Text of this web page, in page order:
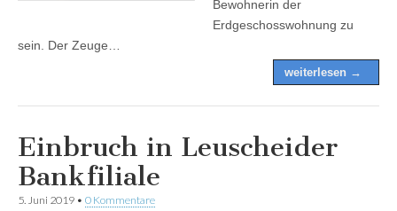
Bewohnerin der
Erdgeschosswohnung zu
sein. Der Zeuge…
weiterlesen →
Einbruch in Leuscheider
Bankfiliale
5. Juni 2019 • 0 Kommentare